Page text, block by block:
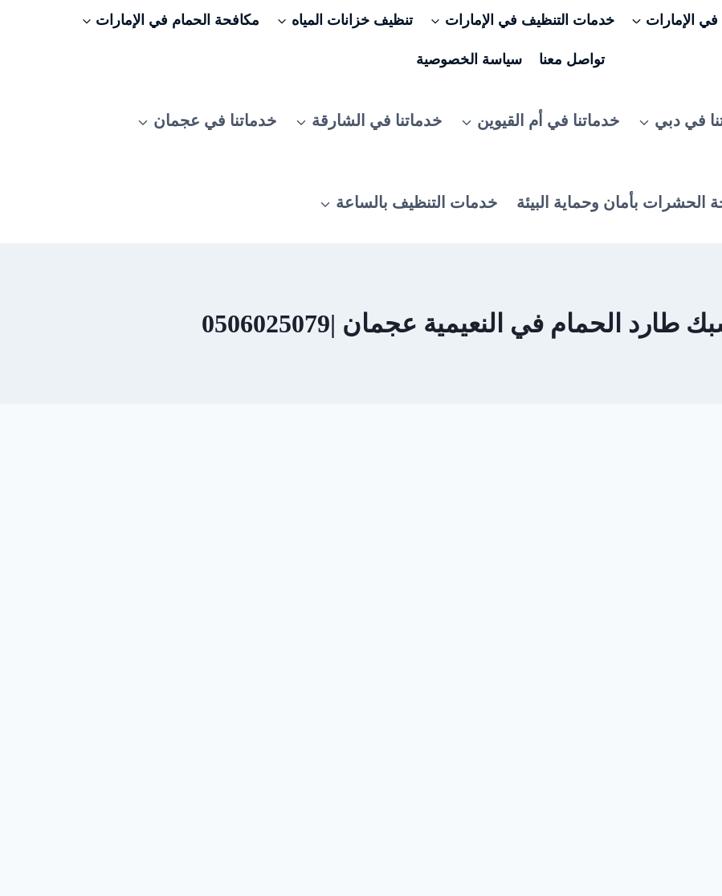
الإمارات خدمات التنظيف في الإمارات تنظيف خزانات المياه مكافحة الحمام في الإمارات
تواصل معنا سياسة الخصوصية
في دبي خدماتنا في أم القيوين خدماتنا في الشارقة خدماتنا في عجمان
الحشرات بأمان وحماية البيئة خدمات التنظيف بالساعة
الحمام في النعيمية عجمان |0506025079